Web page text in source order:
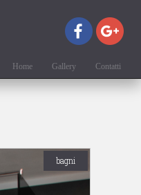
Home Gallery Contatti
bagni